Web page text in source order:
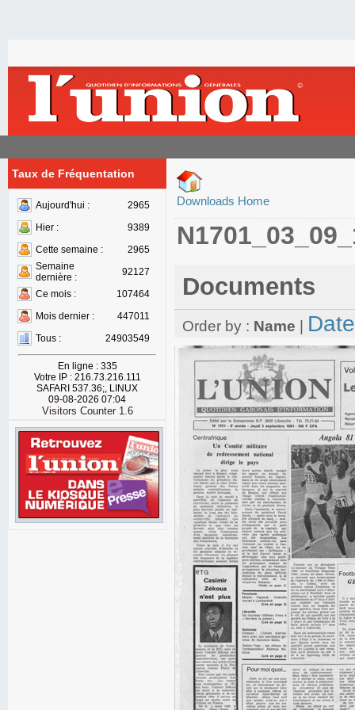
Taux de Fréquentation
Aujourd'hui :
2965
Hier :
9389
Cette semaine :
2965
Semaine
dernière :
92127
Ce mois :
107464
Mois dernier :
447011
Tous :
24903549
En ligne : 335
Votre IP : 216.73.216.111
SAFARI 537.36;, LINUX
09-08-2026 07:04
Visitors Counter 1.6
Downloads Home
Documents
Order by : Name Date